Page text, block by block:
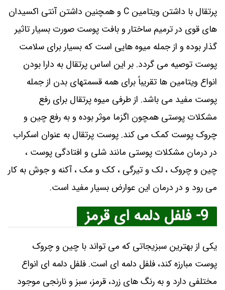
پرتقال با داشتن ویتامین C و همچنین داشتن آنتی اکسیدان
های قوی در ترمیم ساختار و بافت پوست صورت بسیار تاثیر
گذار بوده و از جمله میوه هایی است که بسیار برای سلامت
پوست توصیه می گردد. بر این اساس پرتقال به دارا بودن
انواع ویتامین ها تقریباً برای همه قسمتهای بدن از جمله
پوست مفید می باشد. از طرفی میوه پرتقال برای رفع
مشکلات پوستی همچون اگزما موثر بوده و به رفع چین و
چروک پوست کمک می کند. پوست پرتقال به عنوان اسکراب
در درمان مشکلات پوستی مانند شلی و افتادگی پوست ،
چین و چروک ، لک و تیرگی ، کک و مک ، آکنه و جوش به کار
می رود و در درمان این عوارض بسیار مفید است.
9- فلفل دلمه ای قرمز
یکی از بهترین سبزیجاتی که می ‌تواند با چین و چروک
پوست مبارزه کند، فلفل دلمه‌ ای است. فلفل دلمه ‌ای انواع
مختلفی دارد و به رنگ‌ های زرد، قرمز، سبز و نارنجی موجود